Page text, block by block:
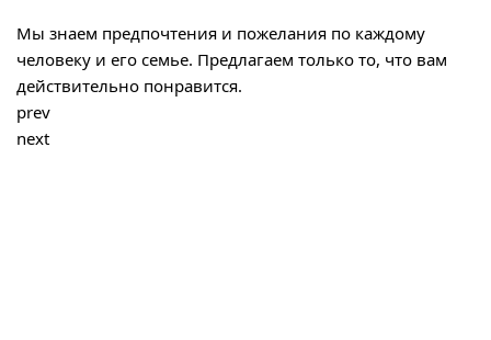
Мы знаем предпочтения и пожелания по каждому
человеку и его семье. Предлагаем только то, что вам
действительно понравится.
prev
next